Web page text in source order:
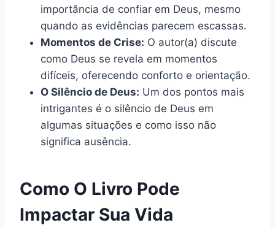
importância de confiar em Deus, mesmo
quando as evidências parecem escassas.
Momentos de Crise: O autor(a) discute
como Deus se revela em momentos
difíceis, oferecendo conforto e orientação.
O Silêncio de Deus: Um dos pontos mais
intrigantes é o silêncio de Deus em
algumas situações e como isso não
significa ausência.
Como O Livro Pode
Impactar Sua Vida